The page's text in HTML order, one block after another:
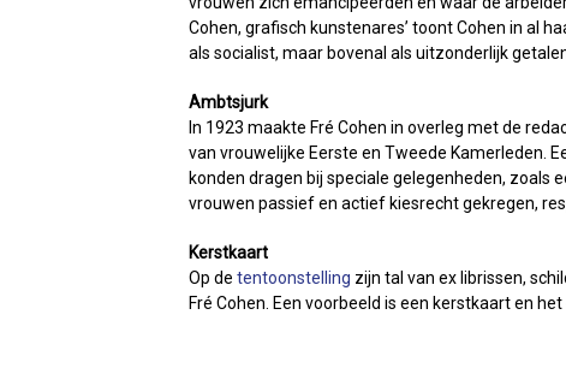
Cohen, grafisch kunstenares’ toont Cohen in al
als socialist, maar bovenal als uitzonderlijk
Ambtsjurk
In 1923 maakte Fré Cohen in overleg met de
van vrouwelijke Eerste en Tweede Kamerleden.
konden dragen bij speciale gelegenheden, zoals
vrouwen passief en actief kiesrecht gekregen,
Kerstkaart
Op de tentoonstelling zijn tal van ex librissen,
Fré Cohen. Een voorbeeld is een kerstkaart en